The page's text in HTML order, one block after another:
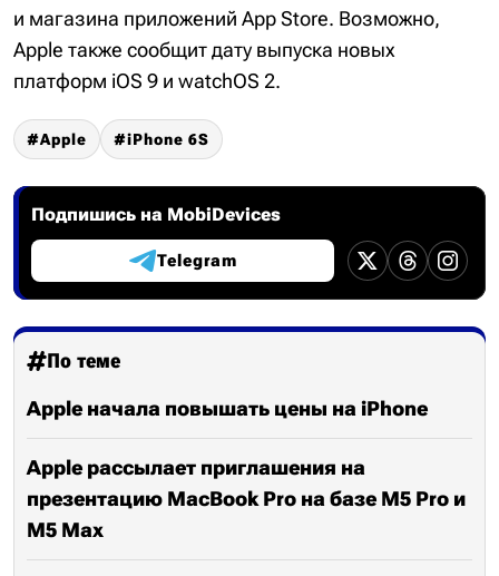
и магазина приложений App Store. Возможно,
Apple также сообщит дату выпуска новых
платформ iOS 9 и watchOS 2.
Apple iPhone 6S
Подпишись на MobiDevices
Telegram
По теме
Apple начала повышать цены на iPhone
Apple рассылает приглашения на
презентацию MacBook Pro на базе M5 Pro и
M5 Max